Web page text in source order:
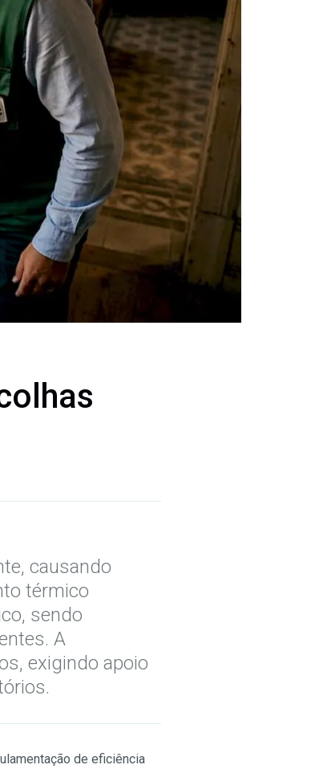
causando
térmico
sendo
A
exigindo apoio
de eficiência